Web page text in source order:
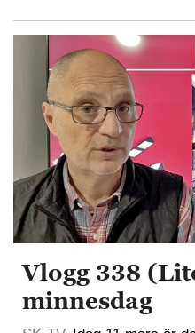
Vlogg 338
minnesdag